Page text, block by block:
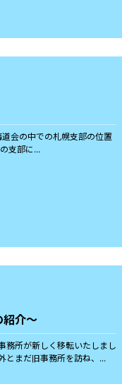
の中での札幌支部の位置
部に...
紹介〜
務所が新しく移転いたしまし
とまだ旧事務所を訪ね、...